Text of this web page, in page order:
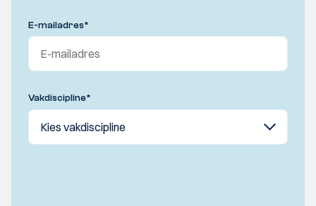
E-mailadres*
Vakdiscipline*